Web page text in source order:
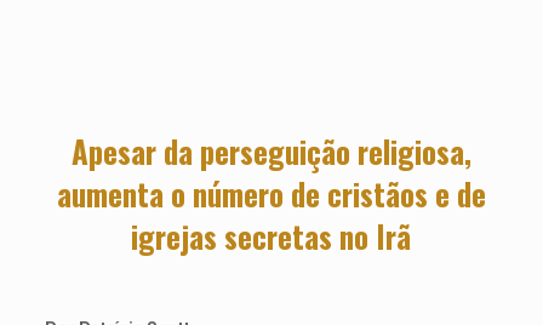
Apesar da perseguição religiosa,
aumenta o número de cristãos e de
igrejas secretas no Irã